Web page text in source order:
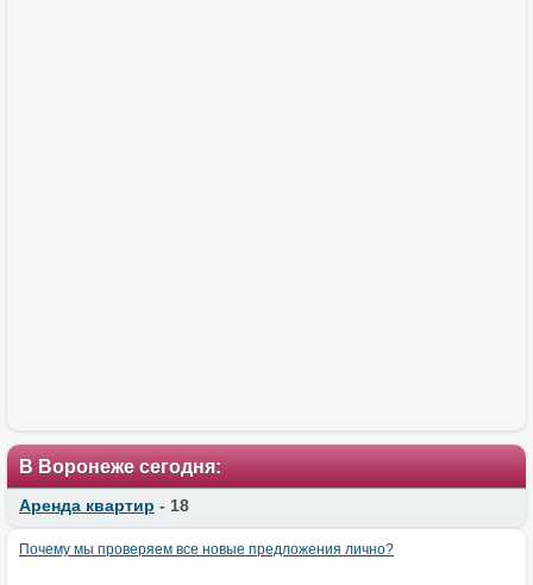
В Воронеже сегодня:
Аренда квартир - 18
Почему мы проверяем все новые предложения лично?